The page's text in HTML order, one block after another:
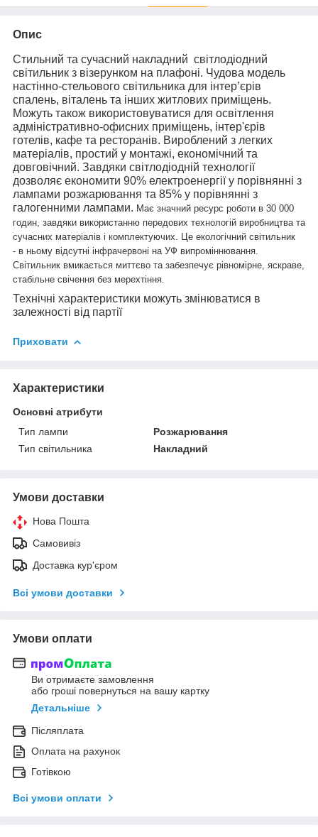
Опис
Стильний та сучасний накладний світлодіодний
світильник з візерунком на плафоні. Чудова модель
настінно-стельового світильника для інтер’єрів
спалень, віталень та інших житлових приміщень.
Можуть також використовуватися для освітлення
адміністративно-офисних приміщень, інтер'єрів
готелів, кафе та ресторанів. Вироблений з легких
матеріалів, простий у монтажі, економічний та
довговічний. Завдяки світлодіодній технології
дозволяє економити 90% електроенергії у порівнянні з
лампами розжарювання та 85% у порівнянні з
галогенними лампами. Має значний ресурс роботи в 30 000
годин, завдяки використанню передових технологій виробництва та
сучасних матеріалів і комплектуючих. Це екологічний світильник
- в ньому відсутні інфрачервоні на УФ випроміннювання.
Світильник вмикається миттєво та забезпечує рівномірне, яскраве,
стабільне свічення без мерехтіння.
Технічні характеристики можуть змінюватися в
залежності від партії
Приховати
Характеристики
Основні атрибути
Тип лампи
Розжарювання
Тип світильника
Накладний
Умови доставки
Нова Пошта
Самовивіз
Доставка кур'єром
Всі умови доставки
Умови оплати
Ви отримаєте замовлення
або гроші повернуться на вашу картку
Детальніше
Післяплата
Оплата на рахунок
Готівкою
Всі умови оплати